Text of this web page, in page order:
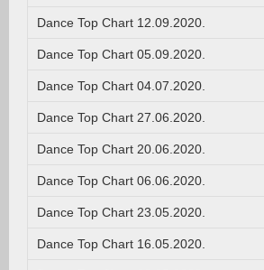
Dance Top Chart 12.09.2020.
Dance Top Chart 05.09.2020.
Dance Top Chart 04.07.2020.
Dance Top Chart 27.06.2020.
Dance Top Chart 20.06.2020.
Dance Top Chart 06.06.2020.
Dance Top Chart 23.05.2020.
Dance Top Chart 16.05.2020.